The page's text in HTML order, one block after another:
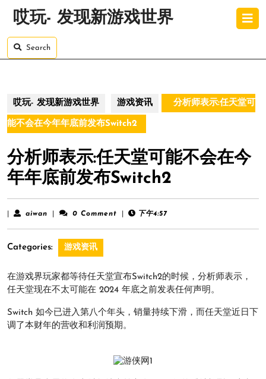
哎玩- 发现新游戏世界
Search
哎玩- 发现新游戏世界 游戏资讯 分析师表示:任天堂可
能不会在今年年底前发布Switch2
分析师表示:任天堂可能不会在今
年年底前发布Switch2
aiwan aiwan 0 Comment 下午4:57
Categories: 游戏资讯
在游戏界玩家都等待任天堂宣布Switch2的时候，分析师表示，
任天堂现在不太可能在 2024 年底之前发表任何声明。
Switch 如今已进入第八个年头，销量持续下滑，而任天堂近日下
调了本财年的营收和利润预期。